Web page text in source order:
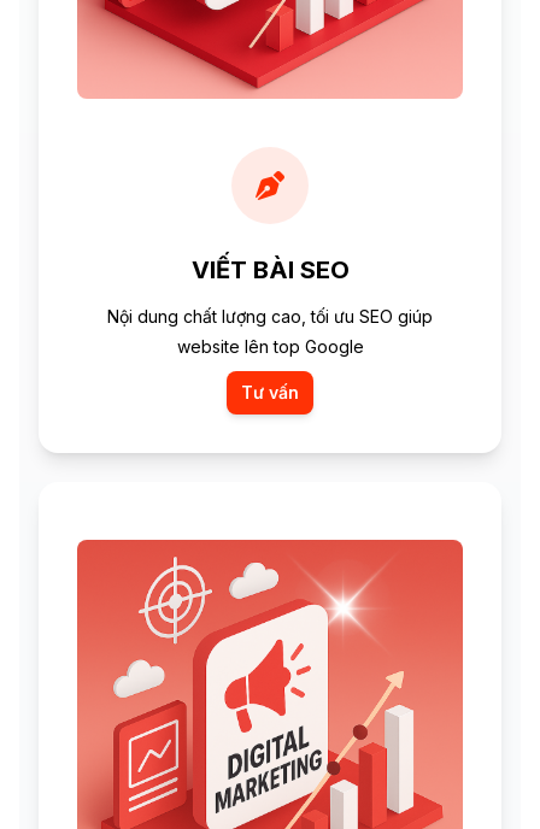
VIẾT BÀI SEO
Nội dung chất lượng cao, tối ưu SEO giúp
website lên top Google
Tư vấn